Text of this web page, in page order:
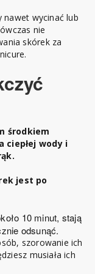
nawet wycinać lub
nie
skórek za
środkiem
ciepłej wody i
jest po
10 minut, stają
odsunąć.
szorowanie ich
musiała ich